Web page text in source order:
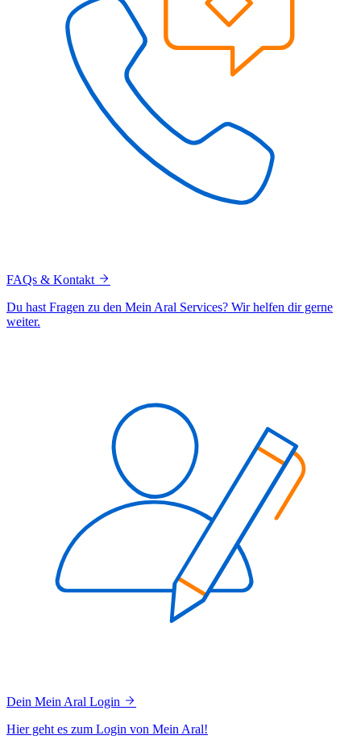
FAQs & Kontakt
Du hast Fragen zu den Mein Aral Services? Wir helfen dir gerne
weiter.
Dein Mein Aral Login
Hier geht es zum Login von Mein Aral!